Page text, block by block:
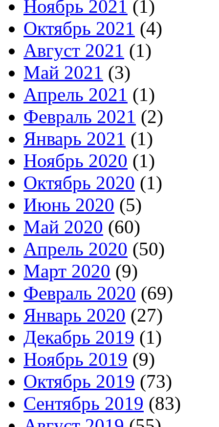
Ноябрь 2021 (1)
Октябрь 2021 (4)
Август 2021 (1)
Май 2021 (3)
Апрель 2021 (1)
Февраль 2021 (2)
Январь 2021 (1)
Ноябрь 2020 (1)
Октябрь 2020 (1)
Июнь 2020 (5)
Май 2020 (60)
Апрель 2020 (50)
Март 2020 (9)
Февраль 2020 (69)
Январь 2020 (27)
Декабрь 2019 (1)
Ноябрь 2019 (9)
Октябрь 2019 (73)
Сентябрь 2019 (83)